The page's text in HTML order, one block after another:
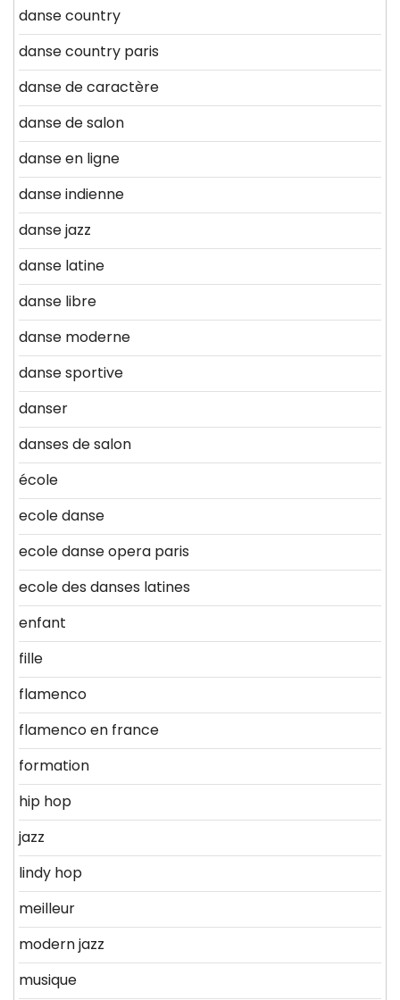
danse country
danse country paris
danse de caractère
danse de salon
danse en ligne
danse indienne
danse jazz
danse latine
danse libre
danse moderne
danse sportive
danser
danses de salon
école
ecole danse
ecole danse opera paris
ecole des danses latines
enfant
fille
flamenco
flamenco en france
formation
hip hop
jazz
lindy hop
meilleur
modern jazz
musique